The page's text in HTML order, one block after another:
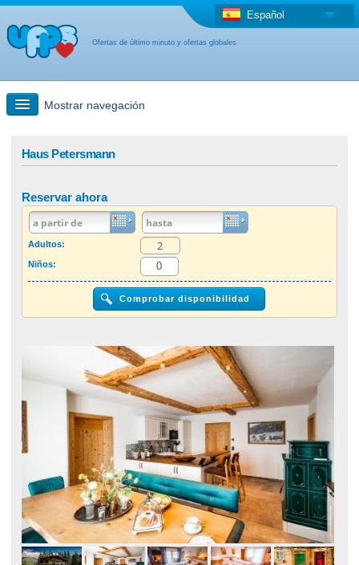
Ofertas de último minuto y ofertas globales
Español
Mostrar navegación
Oferta de última hora + Oferta global
otro país
Haus Petersmann
Reservar ahora
Adultos:
Niños: